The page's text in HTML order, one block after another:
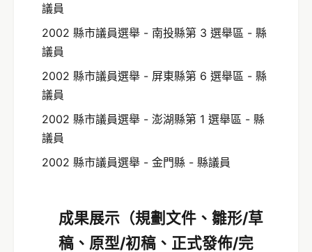
議員
2002 縣市議員選舉 - 南投縣第 3 選舉區 - 縣
議員
2002 縣市議員選舉 - 屏東縣第 6 選舉區 - 縣
議員
2002 縣市議員選舉 - 澎湖縣第 1 選舉區 - 縣
議員
2002 縣市議員選舉 - 金門縣 - 縣議員
成果展示（規劃文件、雛形/草
稿、原型/初稿、正式發佈/完